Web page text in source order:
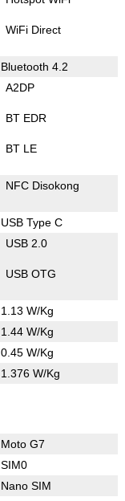
WiFi Direct
Bluetooth 4.2
A2DP
BT EDR
BT LE
NFC Disokong
USB Type C
USB 2.0
USB OTG
1.13 W/Kg
1.44 W/Kg
0.45 W/Kg
1.376 W/Kg
Moto G7
SIM0
Nano SIM